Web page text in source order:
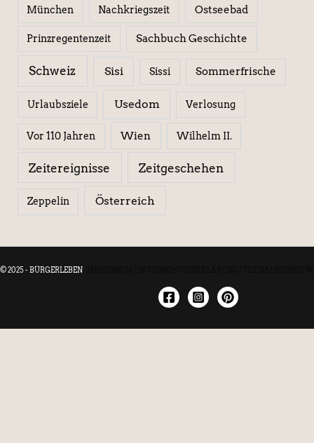
München Nachkriegszeit Ostseebad
Prinzregentenzeit Sachbuch Geschichte
Schweiz Sisi Sissi Sommerfrische
Urlaubsziele Usedom Verlosung
Vor 110 Jahren Wien Wilhelm II.
Zeitereignisse Zeitgeschehen
Zeppelin Österreich
© 2025 - BÜRGERLEBEN